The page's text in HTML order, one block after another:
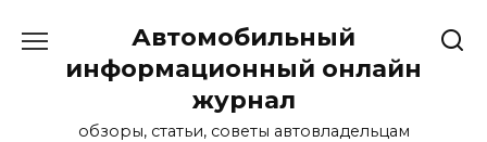
содержанию
Автомобильный
информационный онлайн
журнал
обзоры, статьи, советы автовладельцам